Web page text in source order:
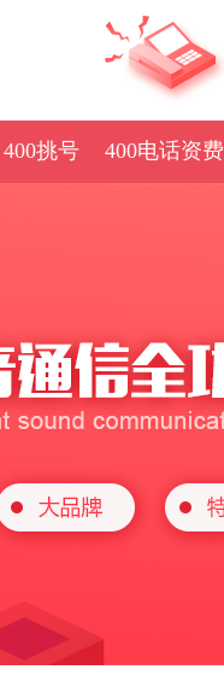
400挑号 400电话资费